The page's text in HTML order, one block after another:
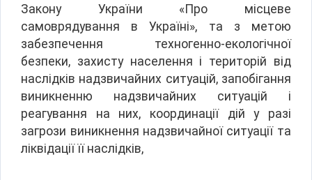
Закону України «Про місцеве
самоврядування в Україні», та з метою
забезпечення техногенно-екологічної
безпеки, захисту населення і територій від
наслідків надзвичайних ситуацій, запобігання
виникненню надзвичайних ситуацій і
реагування на них, координації дій у разі
загрози виникнення надзвичайної ситуації та
ліквідації її наслідків,